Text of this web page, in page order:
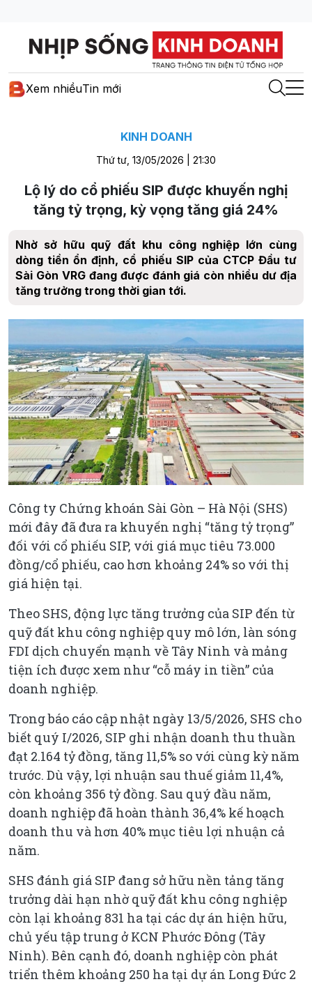
Xem nhiềuTin mới
KINH DOANH
Thứ tư, 13/05/2026 | 21:30
Lộ lý do cổ phiếu SIP được khuyến nghị
tăng tỷ trọng, kỳ vọng tăng giá 24%
Nhờ sở hữu quỹ đất khu công nghiệp lớn cùng
dòng tiền ổn định, cổ phiếu SIP của CTCP Đầu tư
Sài Gòn VRG đang được đánh giá còn nhiều dư địa
tăng trưởng trong thời gian tới.
Công ty Chứng khoán Sài Gòn – Hà Nội (SHS)
mới đây đã đưa ra khuyến nghị “tăng tỷ trọng”
đối với cổ phiếu SIP, với giá mục tiêu 73.000
đồng/cổ phiếu, cao hơn khoảng 24% so với thị
giá hiện tại.
Theo SHS, động lực tăng trưởng của SIP đến từ
quỹ đất khu công nghiệp quy mô lớn, làn sóng
FDI dịch chuyển mạnh về Tây Ninh và mảng
tiện ích được xem như “cỗ máy in tiền” của
doanh nghiệp.
Trong báo cáo cập nhật ngày 13/5/2026, SHS cho
biết quý I/2026, SIP ghi nhận doanh thu thuần
đạt 2.164 tỷ đồng, tăng 11,5% so với cùng kỳ năm
trước. Dù vậy, lợi nhuận sau thuế giảm 11,4%,
còn khoảng 356 tỷ đồng. Sau quý đầu năm,
doanh nghiệp đã hoàn thành 36,4% kế hoạch
doanh thu và hơn 40% mục tiêu lợi nhuận cả
năm.
SHS đánh giá SIP đang sở hữu nền tảng tăng
trưởng dài hạn nhờ quỹ đất khu công nghiệp
còn lại khoảng 831 ha tại các dự án hiện hữu,
chủ yếu tập trung ở KCN Phước Đông (Tây
Ninh). Bên cạnh đó, doanh nghiệp còn phát
triển thêm khoảng 250 ha tại dự án Long Đức 2